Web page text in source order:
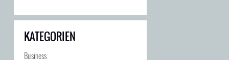
KATEGORIEN
Business